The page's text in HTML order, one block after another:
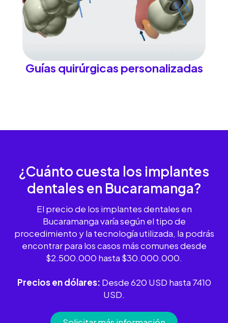
Guías quirúrgicas personalizadas
¿Cuánto cuesta los implantes
dentales en Bucaramanga?
El precio de los implantes dentales en
Bucaramanga varía según el tipo de
procedimiento y la tecnología utilizada, la podrás
encontrar para los casos más comunes desde
$2.500.000 hasta $30.000.000.
Precios en dólares: Desde 620 USD hasta 7410
USD.